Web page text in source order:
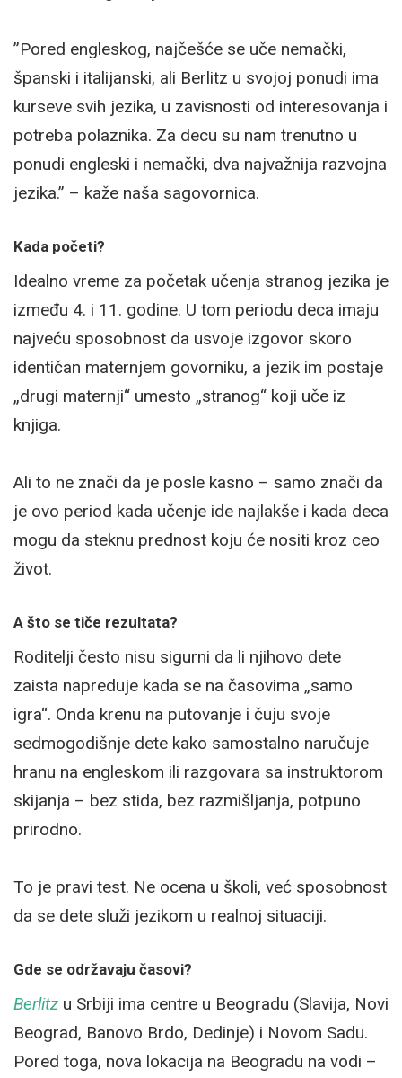
”Pored engleskog, najčešće se uče nemački,
španski i italijanski, ali Berlitz u svojoj ponudi ima
kurseve svih jezika, u zavisnosti od interesovanja i
potreba polaznika. Za decu su nam trenutno u
ponudi engleski i nemački, dva najvažnija razvojna
jezika.” – kaže naša sagovornica.
Kada početi?
Idealno vreme za početak učenja stranog jezika je
između 4. i 11. godine. U tom periodu deca imaju
najveću sposobnost da usvoje izgovor skoro
identičan maternjem govorniku, a jezik im postaje
„drugi maternji“ umesto „stranog“ koji uče iz
knjiga.
Ali to ne znači da je posle kasno – samo znači da
je ovo period kada učenje ide najlakše i kada deca
mogu da steknu prednost koju će nositi kroz ceo
život.
A što se tiče rezultata?
Roditelji često nisu sigurni da li njihovo dete
zaista napreduje kada se na časovima „samo
igra“. Onda krenu na putovanje i čuju svoje
sedmogodišnje dete kako samostalno naručuje
hranu na engleskom ili razgovara sa instruktorom
skijanja – bez stida, bez razmišljanja, potpuno
prirodno.
To je pravi test. Ne ocena u školi, već sposobnost
da se dete služi jezikom u realnoj situaciji.
Gde se održavaju časovi?
Berlitz u Srbiji ima centre u Beogradu (Slavija, Novi
Beograd, Banovo Brdo, Dedinje) i Novom Sadu.
Pored toga, nova lokacija na Beogradu na vodi –